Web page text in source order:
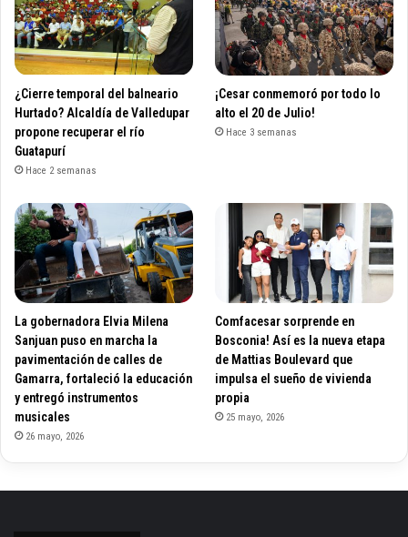
¿Cierre temporal del balneario
Hurtado? Alcaldía de Valledupar
propone recuperar el río
Guatapurí
Hace 2 semanas
¡Cesar conmemoró por todo lo
alto el 20 de Julio!
Hace 3 semanas
La gobernadora Elvia Milena
Sanjuan puso en marcha la
pavimentación de calles de
Gamarra, fortaleció la educación
y entregó instrumentos
musicales
26 mayo, 2026
Comfacesar sorprende en
Bosconia! Así es la nueva etapa
de Mattias Boulevard que
impulsa el sueño de vivienda
propia
25 mayo, 2026